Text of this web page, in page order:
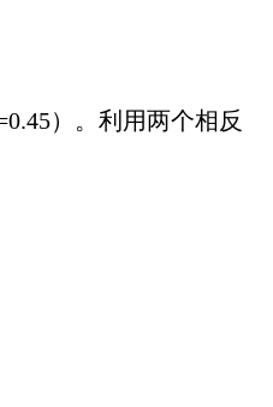
）。利用两个相反